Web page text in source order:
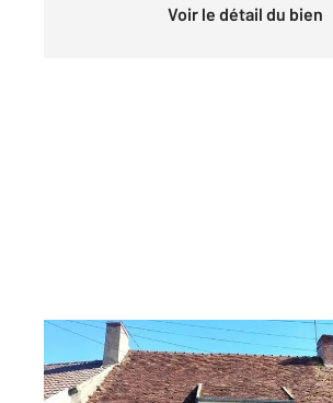
Voir le détail du bien
POUILLY SUR LOIRE 58
70 m2, 4 pièces
Ref : 16299